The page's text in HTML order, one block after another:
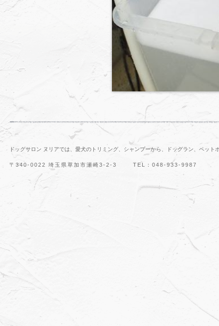
ドッグサロン ヌリアでは、愛犬のトリミング、シャンプーから、ドッグラン、ペット
〒340-0022 埼玉県草加市瀬崎3-2-3 TEL：048-933-9987